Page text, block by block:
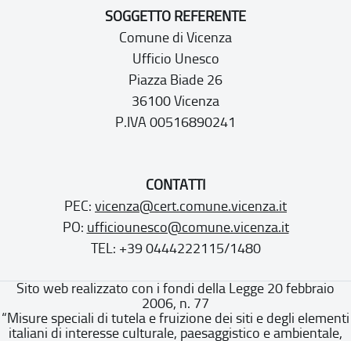
SOGGETTO REFERENTE
Comune di Vicenza
Ufficio Unesco
Piazza Biade 26
36100 Vicenza
P.IVA 00516890241
CONTATTI
PEC: vicenza@cert.comune.vicenza.it
PO: ufficiounesco@comune.vicenza.it
TEL: +39 0444222115/1480
Sito web realizzato con i fondi della Legge 20 febbraio
2006, n. 77
“Misure speciali di tutela e fruizione dei siti e degli elementi
italiani di interesse culturale, paesaggistico e ambientale,